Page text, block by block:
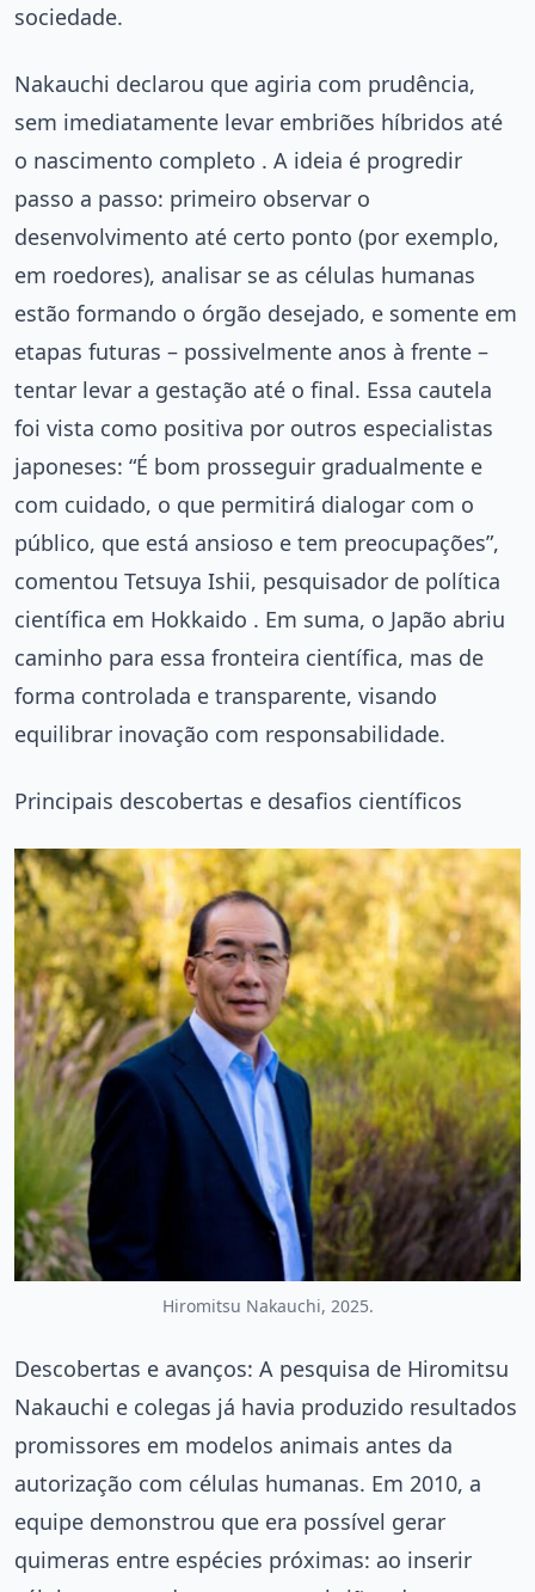
sociedade.
Nakauchi declarou que agiria com prudência,
sem imediatamente levar embriões híbridos até
o nascimento completo . A ideia é progredir
passo a passo: primeiro observar o
desenvolvimento até certo ponto (por exemplo,
em roedores), analisar se as células humanas
estão formando o órgão desejado, e somente em
etapas futuras – possivelmente anos à frente –
tentar levar a gestação até o final. Essa cautela
foi vista como positiva por outros especialistas
japoneses: “É bom prosseguir gradualmente e
com cuidado, o que permitirá dialogar com o
público, que está ansioso e tem preocupações”,
comentou Tetsuya Ishii, pesquisador de política
científica em Hokkaido . Em suma, o Japão abriu
caminho para essa fronteira científica, mas de
forma controlada e transparente, visando
equilibrar inovação com responsabilidade.
Principais descobertas e desafios científicos
Hiromitsu Nakauchi, 2025.
Descobertas e avanços: A pesquisa de Hiromitsu
Nakauchi e colegas já havia produzido resultados
promissores em modelos animais antes da
autorização com células humanas. Em 2010, a
equipe demonstrou que era possível gerar
quimeras entre espécies próximas: ao inserir